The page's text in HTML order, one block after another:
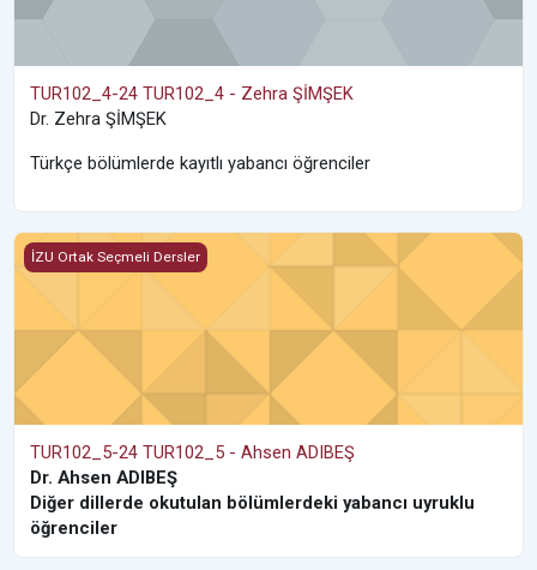
TUR102_4-24 TUR102_4 - Zehra ŞİMŞEK
Dr. Zehra ŞİMŞEK
Türkçe bölümlerde kayıtlı yabancı öğrenciler
TUR102_5-24 TUR102_5 - Ahsen ADIBEŞ
İZU Ortak Seçmeli Dersler
TUR102_5-24 TUR102_5 - Ahsen ADIBEŞ
Dr. Ahsen ADIBEŞ
Diğer dillerde okutulan bölümlerdeki yabancı uyruklu
öğrenciler